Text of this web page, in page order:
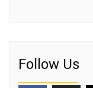
Follow Us